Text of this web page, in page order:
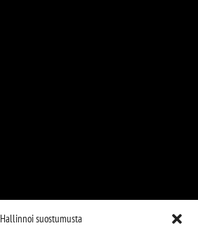
Hallinnoi suostumusta